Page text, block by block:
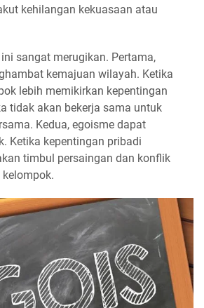
kehilangan kekuasaan atau
sangat merugikan. Pertama,
kemajuan wilayah. Ketika
lebih memikirkan kepentingan
tidak akan bekerja sama untuk
Kedua, egoisme dapat
Ketika kepentingan pribadi
timbul persaingan dan konflik